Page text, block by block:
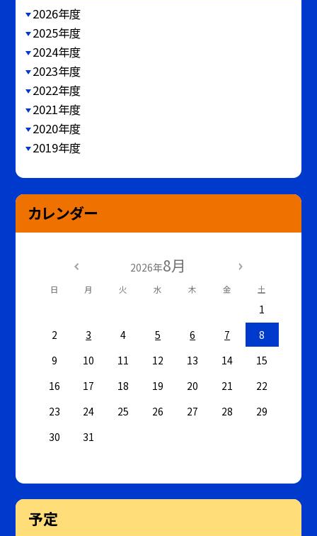
2026年度
2025年度
2024年度
2023年度
2022年度
2021年度
2020年度
2019年度
カレンダー
2026年8月
日 月 火 水 木 金 土
1
2
3 4 5 6 7
8
9
10 11 12 13 14
15
16
17 18 19 20 21
22
23
24 25 26 27 28
29
30
31
予定